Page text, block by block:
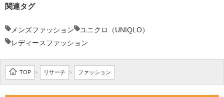
関連タグ
メンズファッション
ユニクロ（UNIQLO）
レディースファッション
TOP > リサーチ > ファッション